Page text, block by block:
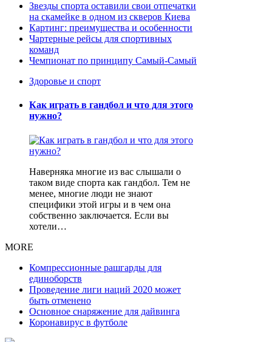
Звезды спорта оставили свои отпечатки
на скамейке в одном из скверов Киева
Картинг: преимущества и особенности
Чартерные рейсы для спортивных
команд
Чемпионат по принципу Самый-Самый
Здоровье и спорт
Как играть в гандбол и что для этого
нужно?
Наверняка многие из вас слышали о
таком виде спорта как гандбол. Тем не
менее, многие люди не знают
специфики этой игры и в чем она
собственно заключается. Если вы
хотели…
MORE
Компрессионные рашгарды для
единоборств
Проведение лиги наций 2020 может
быть отменено
Основное снаряжение для дайвинга
Коронавирус в футболе